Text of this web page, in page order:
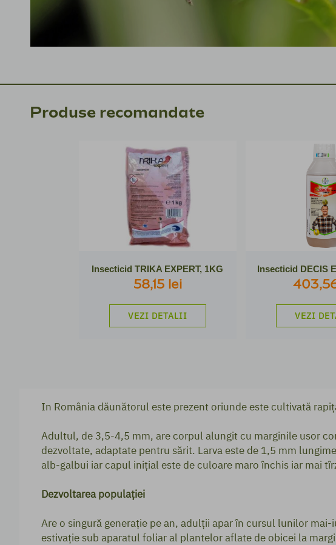
Produse recomandate
Insecticid TRIKA EXPERT, 1KG
58,15 lei
VEZI DETALII VEZI
In România dăunătorul este prezent oriunde este cultivată
Adultul, de 3,5-4,5 mm, are corpul alungit cu marginile usor
dezvoltate, adaptate pentru sărit. Larva este de 1,5 mm
alb-galbui iar capul inițial este de culoare maro închis iar mai
Dezvoltarea populației
Are o singură generație pe an, adulții apar în cursul lunilor
estivație sub aparatul foliar al plantelor aflate de obicei la